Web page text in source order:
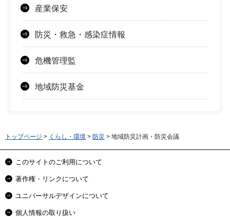
産業保安
防災・救急・感染症情報
危機管理監
地域防災基金
トップページ > くらし・環境 > 防災 > 地域防災計画・防災会議
このサイトのご利用について
著作権・リンクについて
ユニバーサルデザインについて
個人情報の取り扱い